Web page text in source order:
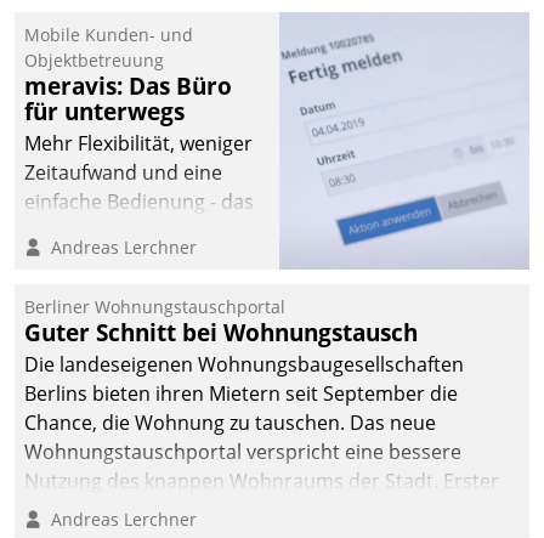
und Beschwerde-Management einen eigenen Kanal
ein.
Mobile Kunden- und
Objektbetreuung
meravis: Das Büro
für unterwegs
Mehr Flexibilität, weniger
Zeitaufwand und eine
einfache Bedienung - das
Cockpit für mobile
Datatrain. Die meravis
Wohnungsbau- und
Immobilien GmbH hat
sich dabei für den Betrieb
der Lösung über die SAP
Cloud Platform
entschieden - als erstes
Unternehmen am
Andreas Lerchner
Berliner Wohnungstauschportal
Guter Schnitt bei Wohnungstausch
Die landeseigenen Wohnungsbaugesellschaften
Berlins bieten ihren Mietern seit September die
Chance, die Wohnung zu tauschen. Das neue
Wohnungstauschportal verspricht eine bessere
Nutzung des knappen Wohnraums der Stadt. Erster
Anwendungsfall für Datatrains Lösung API-Hub mit
Andreas Lerchner